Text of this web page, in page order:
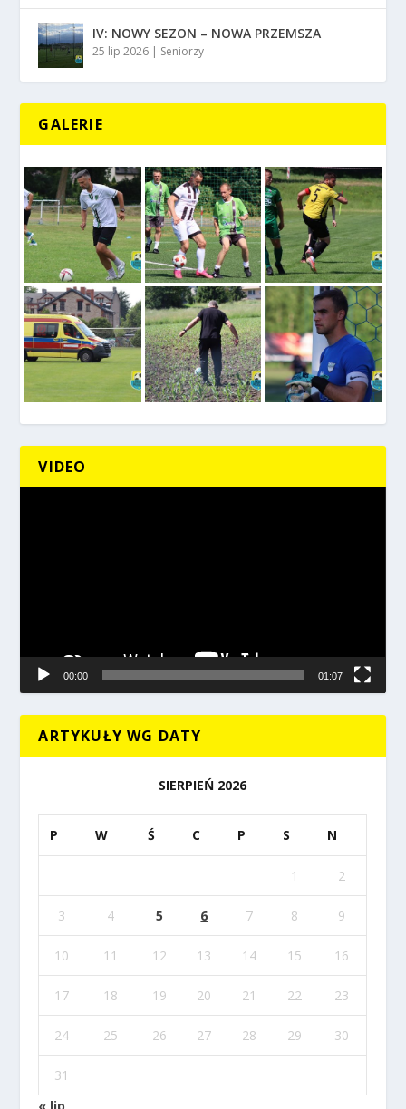
IV: NOWY SEZON – NOWA PRZEMSZA
25 lip 2026 | Seniorzy
GALERIE
VIDEO
00:00 01:07
ARTYKUŁY WG DATY
SIERPIEŃ 2026
P W Ś C P S N
1 2
3 4 5 6 7 8 9
10 11 12 13 14 15 16
17 18 19 20 21 22 23
24 25 26 27 28 29 30
31